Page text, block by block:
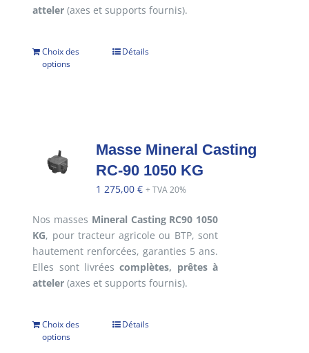
atteler (axes et supports fournis).
Choix des
options
Détails
Masse Mineral Casting
RC-90 1050 KG
1 275,00€ + TVA 20%
Nos masses Mineral Casting RC90 1050
KG, pour tracteur agricole ou BTP, sont
hautement renforcées, garanties 5 ans.
Elles sont livréescomplètes, prêtes à
atteler (axes et supports fournis).
Choix des
options
Détails